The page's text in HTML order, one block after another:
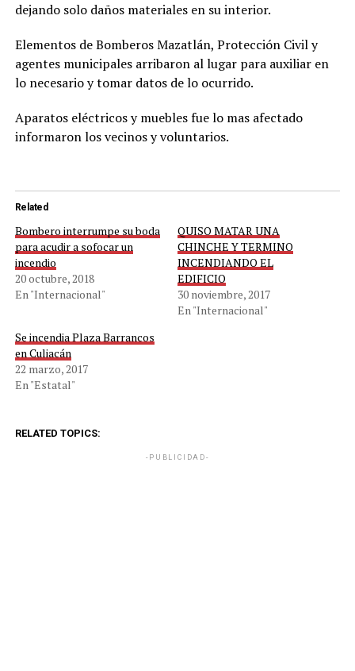
dejando solo daños materiales en su interior.
Elementos de Bomberos Mazatlán, Protección Civil y
agentes municipales arribaron al lugar para auxiliar en
lo necesario y tomar datos de lo ocurrido.
Aparatos eléctricos y muebles fue lo mas afectado
informaron los vecinos y voluntarios.
Related
Bombero interrumpe su boda
para acudir a sofocar un
incendio
20 octubre, 2018
En "Internacional"
QUISO MATAR UNA
CHINCHE Y TERMINO
INCENDIANDO EL
EDIFICIO
30 noviembre, 2017
En "Internacional"
Se incendia Plaza Barrancos
en Culiacán
22 marzo, 2017
En "Estatal"
RELATED TOPICS:
-PUBLICIDAD-